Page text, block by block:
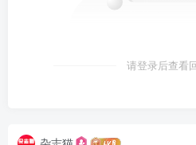
请登录后查看